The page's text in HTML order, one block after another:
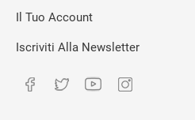
Il Tuo Account
Iscriviti Alla Newsletter